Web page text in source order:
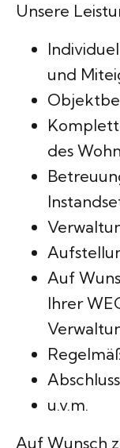
Unsere
und
des
Auf
Ihrer
u.v.m.
Auf Wunsch